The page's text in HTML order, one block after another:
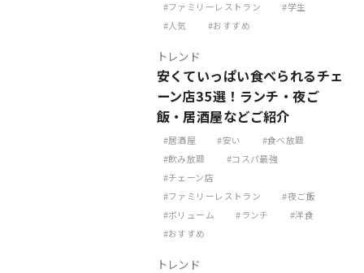
ファミリーレストラン
学生
人気
おすすめ
トレンド
安くていっぱい食べられるチェ
ーン店35選！ランチ・夜ご
飯・居酒屋などご紹介
居酒屋 安い
食べ放題
飲み放題
コスパ最強
チェーン店
ファミリーレストラン
夜ご飯
ボリューム
ランチ
洋食
おすすめ
トレンド